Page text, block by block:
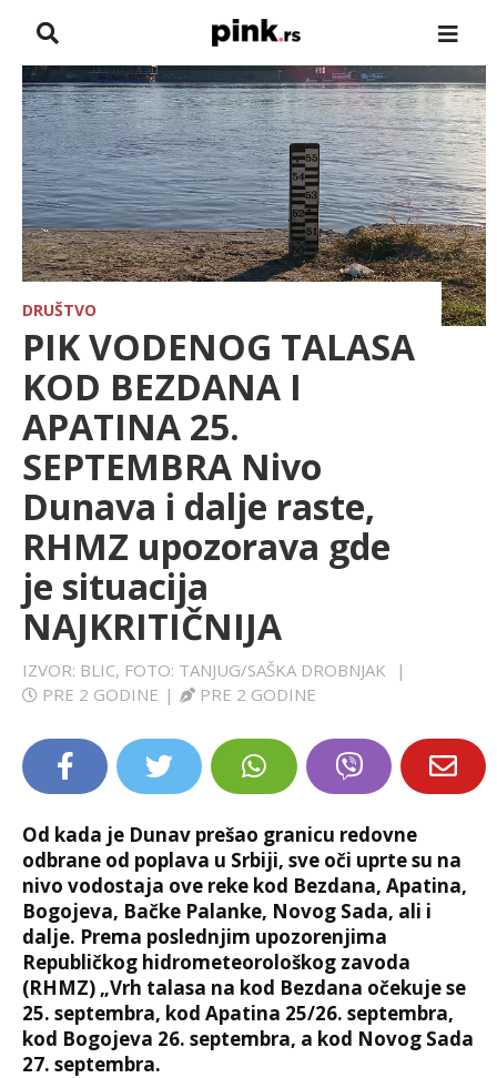
NASLOVNA
VESTI
ZADRUGA
SHOWBIZ
HRONIKA
FARMERI
TV
SPORT
LIFESTYLE
EXTRA
DRUŠTVO
PIK VODENOG TALASA
KOD BEZDANA I
APATINA 25.
SEPTEMBRA Nivo
Dunava i dalje raste,
RHMZ upozorava gde
je situacija
NAJKRITIČNIJA
IZVOR: BLIC, FOTO: TANJUG/SAŠKA DROBNJAK
|
PRE 2 GODINE | PRE 2 GODINE
Od kada je Dunav prešao granicu redovne
odbrane od poplava u Srbiji, sve oči uprte su na
nivo vodostaja ove reke kod Bezdana, Apatina,
Bogojeva, Bačke Palanke, Novog Sada, ali i
dalje. Prema poslednjim upozorenjima
Republičkog hidrometeorološkog zavoda
(RHMZ) „Vrh talasa na kod Bezdana očekuje se
25. septembra, kod Apatina 25/26. septembra,
kod Bogojeva 26. septembra, a kod Novog Sada
27. septembra.